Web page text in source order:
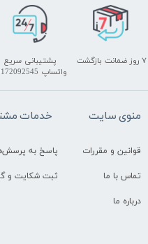
پشتیبانی سریع
واتساپ 09172092545
۷ روز ضمانت بازگشت
خدمات
پاسخ به
ثبت شکایت و
منوی سایت
قوانین و مقررات
تماس با ما
درباره ما